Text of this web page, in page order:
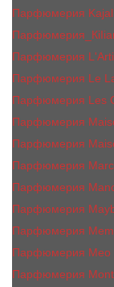
Парфюмерия Kajal
Парфюмерия
Парфюмерия Le
Парфюмерия Les
Парфюмерия
Парфюмерия
Парфюмерия
Парфюмерия
Парфюмерия
Парфюмерия
Парфюмерия Meo
Парфюмерия